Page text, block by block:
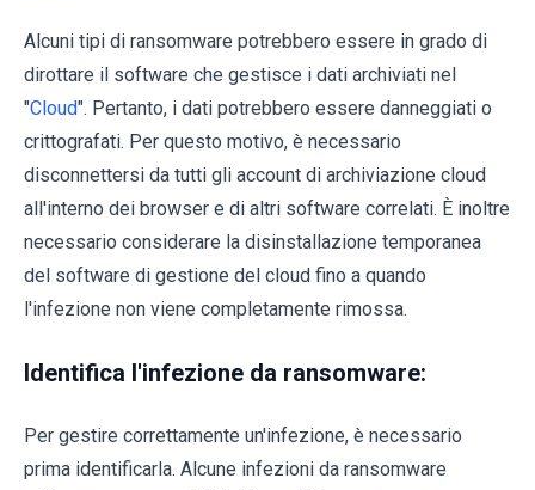
Alcuni tipi di ransomware potrebbero essere in grado di
dirottare il software che gestisce i dati archiviati nel
"Cloud". Pertanto, i dati potrebbero essere danneggiati o
crittografati. Per questo motivo, è necessario
disconnettersi da tutti gli account di archiviazione cloud
all'interno dei browser e di altri software correlati. È inoltre
necessario considerare la disinstallazione temporanea
del software di gestione del cloud fino a quando
l'infezione non viene completamente rimossa.
Identifica l'infezione da ransomware:
Per gestire correttamente un'infezione, è necessario
prima identificarla. Alcune infezioni da ransomware